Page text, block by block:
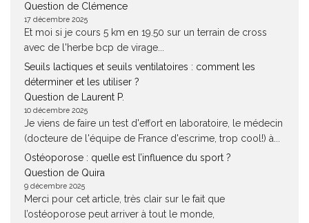
Question de Clémence
17 décembre 2025
Et moi si je cours 5 km en 19.50 sur un terrain de cross
avec de l'herbe bcp de virage...
Seuils lactiques et seuils ventilatoires : comment les
déterminer et les utiliser ?
Question de Laurent P.
10 décembre 2025
Je viens de faire un test d'effort en laboratoire, le médecin
(docteure de l'équipe de France d'escrime, trop cool!) à...
Ostéoporose : quelle est l’influence du sport ?
Question de Quira
9 décembre 2025
Merci pour cet article, très clair sur le fait que
l’ostéoporose peut arriver à tout le monde,